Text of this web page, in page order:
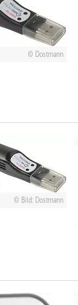
Dostmann
Bild: Dostmann